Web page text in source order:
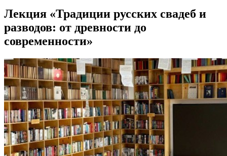
Лекция «Традиции русских свадеб и
разводов: от древности до
современности»